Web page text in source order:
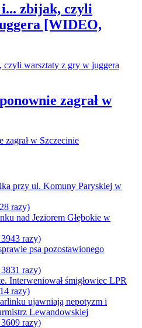
zbijak, czyli
[WIDEO,
zagrał w
przy ul. Komuny Paryskiej w
razy)
nad Jeziorem Głębokie w
razy)
psa pozostawionego
razy)
Interweniował śmigłowiec LPR
razy)
ujawniają nepotyzm i
Lewandowskiej
razy)